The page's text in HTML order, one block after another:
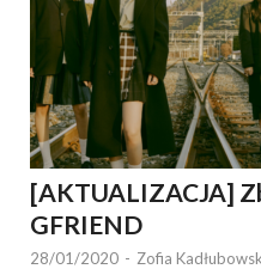
[AKTUALIZACJA]
GFRIEND
28/01/2020 - Zofia